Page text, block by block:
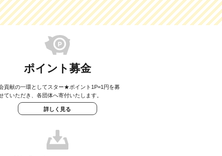
ポイント募金
貢献の一環としてスター★ポイント1P=1円を募
ていただき、各団体へ寄付いたします。
詳しく見る